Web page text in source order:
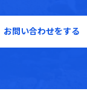
お問い合わせをする